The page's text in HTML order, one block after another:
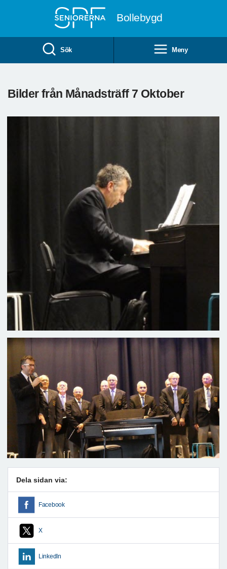
Bollebygd
Sök Meny
Bilder från Månadsträff 7 Oktober
Dela sidan via:
Facebook
X
LinkedIn